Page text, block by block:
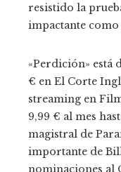
resistido la
impactante como
«Perdición» está
€ en El Corte
streaming en
9,99 € al mes
magistral de
importante de
nominaciones al